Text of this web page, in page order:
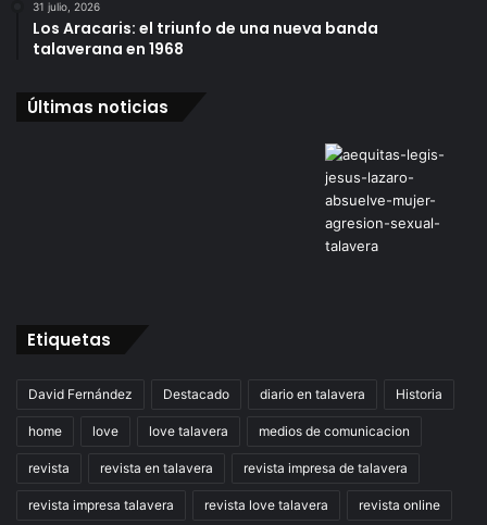
31 julio, 2026
Los Aracaris: el triunfo de una nueva banda
talaverana en 1968
Últimas noticias
Etiquetas
David Fernández Destacado diario en talavera Historia
home love love talavera medios de comunicacion
revista revista en talavera revista impresa de talavera
revista impresa talavera revista love talavera revista online